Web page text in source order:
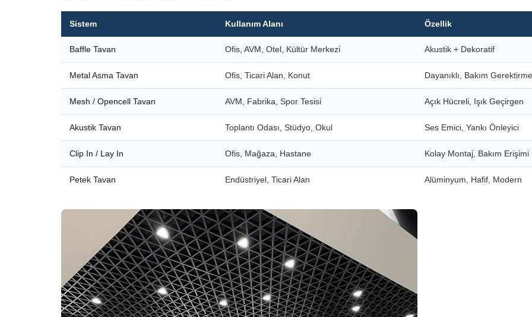
Sistem Kullanım Alanı Özellik
Baffle Tavan Ofis, AVM, Otel, Kültür Merkezi Akustik + Dekoratif
Metal Asma Tavan Ofis, Ticari Alan, Konut Dayanıklı, Bakım
Mesh / Opencell Tavan AVM, Fabrika, Spor Tesisi Açık Hücreli, Işık Geçirgen
Akustik Tavan Toplantı Odası, Stüdyo, Okul Ses Emici, Yankı Önleyici
Clip In / Lay In Ofis, Mağaza, Hastane Kolay Montaj, Bakım Erişimi
Petek Tavan Endüstriyel, Ticari Alan Alüminyum, Hafif, Modern